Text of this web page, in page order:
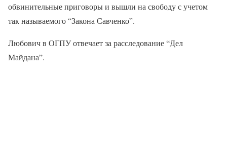
обвинительные приговоры и вышли на свободу с учетом
так называемого “Закона Савченко”.
Любович в ОГПУ отвечает за расследование “Дел
Майдана”.